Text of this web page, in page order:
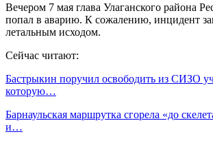
Вечером 7 мая глава Улаганского района
попал в аварию. К сожалению, инцидент
летальным исходом.
Сейчас читают:
Бастрыкин поручил освободить из СИЗО
которую…
Барнаульская маршрутка сгорела «до
и…